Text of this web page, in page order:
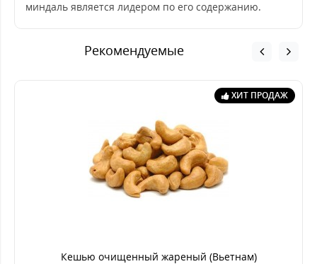
миндаль является лидером по его содержанию.
Рекомендуемые
ХИТ ПРОДАЖ
Кешью очищенный жареный (Вьетнам)